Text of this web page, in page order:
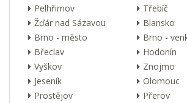
Pelhřimov
Třebíč
Žďár nad Sázavou
Blansko
Brno - město
Brno -
Břeclav
Hodonín
Vyškov
Znojmo
Jeseník
Olomouc
Prostějov
Přerov